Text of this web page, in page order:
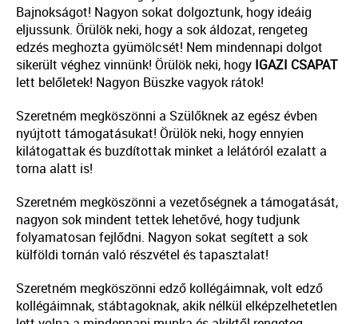
Bajnokságot! Nagyon sokat dolgoztunk, hogy ideáig
eljussunk. Örülök neki, hogy a sok áldozat, rengeteg
edzés meghozta gyümölcsét! Nem mindennapi dolgot
sikerült véghez vinnünk! Örülök neki, hogy IGAZI CSAPAT
lett belőletek! Nagyon Büszke vagyok rátok!
Szeretném megköszönni a Szülőknek az egész évben
nyújtott támogatásukat! Örülök neki, hogy ennyien
kilátogattak és buzdítottak minket a lelátóról ezalatt a
torna alatt is!
Szeretném megköszönni a vezetőségnek a támogatását,
nagyon sok mindent tettek lehetővé, hogy tudjunk
folyamatosan fejlődni. Nagyon sokat segített a sok
külföldi tornán való részvétel és tapasztalat!
Szeretném megköszönni edző kollégáimnak, volt edző
kollégáimnak, stábtagoknak, akik nélkül elképzelhetetlen